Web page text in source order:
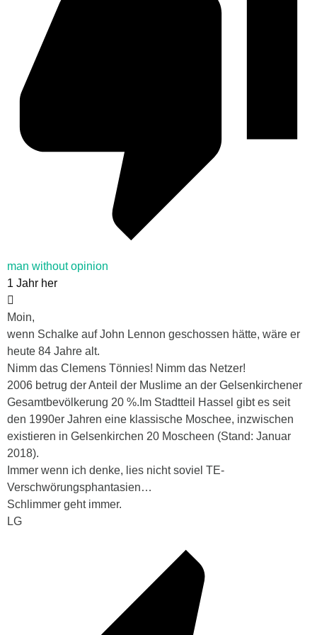
man without opinion
1 Jahr her
Moin,
wenn Schalke auf John Lennon geschossen hätte, wäre er
heute 84 Jahre alt.
Nimm das Clemens Tönnies! Nimm das Netzer!
2006 betrug der Anteil der Muslime an der Gelsenkirchener
Gesamtbevölkerung 20 %.Im Stadtteil Hassel gibt es seit
den 1990er Jahren eine klassische Moschee, inzwischen
existieren in Gelsenkirchen 20 Moscheen (Stand: Januar
2018).
Immer wenn ich denke, lies nicht soviel TE-
Verschwörungsphantasien…
Schlimmer geht immer.
LG